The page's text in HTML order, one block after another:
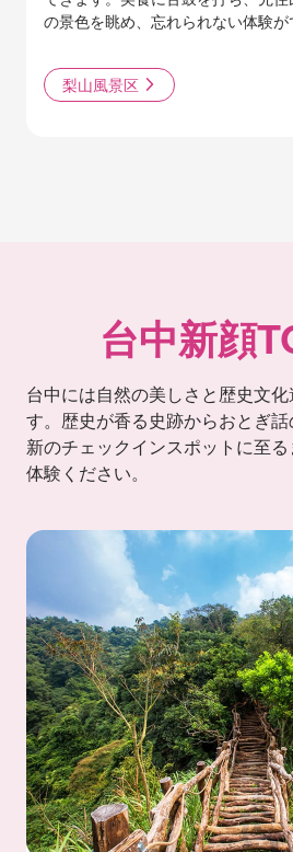
の景色を眺め、忘れられない体験が
梨山風景区
台中新顔
台中には自然の美しさと歴史文
す。歴史が香る史跡からおとぎ
新のチェックインスポットに至
体験ください。